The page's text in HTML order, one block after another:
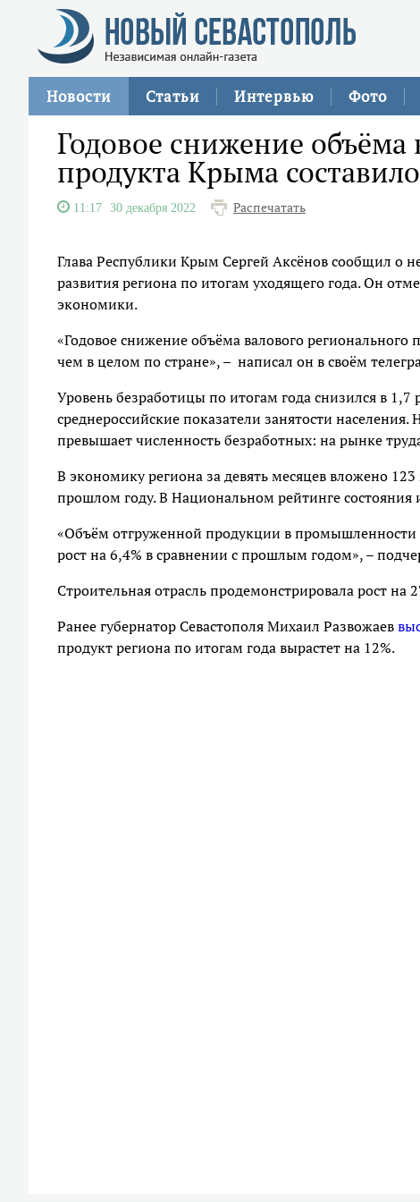
Новости Статьи Интервью Фото
Годовое снижение объёма
продукта Крыма
11:17 30 декабря 2022 Распечатать
Глава Республики Крым Сергей Аксёнов сообщил о
развития региона по итогам уходящего года. Он
экономики.
«Годовое снижение объёма валового
чем в целом по стране», – написал он в своём
Уровень безработицы по итогам года снизился в
среднероссийские показатели занятости
превышает численность безработных: на рынке
В экономику региона за девять месяцев вложено
прошлом году. В Национальном рейтинге
«Объём отгруженной продукции в промышленности
рост на 6,4% в сравнении с прошлым годом», –
Строительная отрасль продемонстрировала рост на
Ранее губернатор Севастополя Михаил Развожаев
продукт региона по итогам года вырастет на 12%.